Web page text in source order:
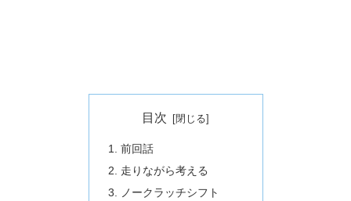
目次
前回話
走りながら考える
ノークラッチシフト